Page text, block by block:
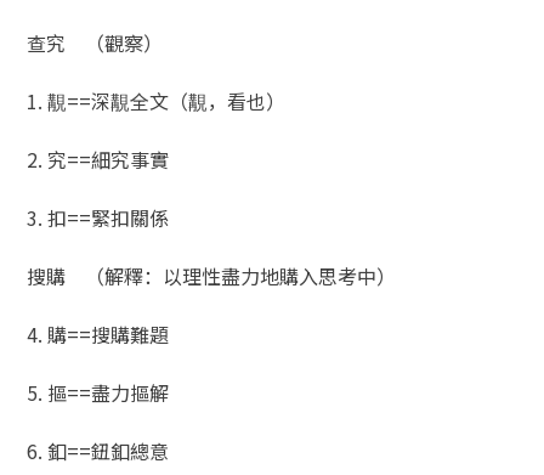
查究 （觀察）
1. 覯==深覯全文（覯，看也）
2. 究==細究事實
3. 扣==緊扣關係
搜購 （解釋：以理性盡力地購入思考中）
4. 購==搜購難題
5. 摳==盡力摳解
6. 釦==鈕釦總意